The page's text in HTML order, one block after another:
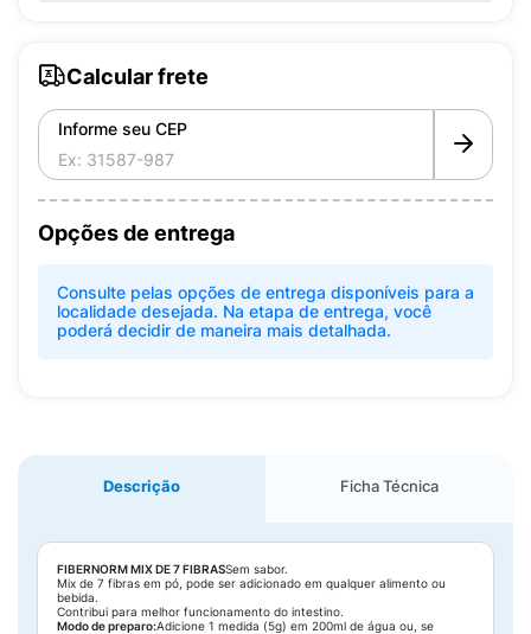
Calcular frete
Informe seu CEP
Opções de entrega
Consulte pelas opções de entrega disponíveis para a
localidade desejada. Na etapa de entrega, você
poderá decidir de maneira mais detalhada.
Descrição Ficha Técnica
FIBERNORM MIX DE 7 FIBRASSem sabor.
Mix de 7 fibras em pó, pode ser adicionado em qualquer alimento ou
bebida.
Contribui para melhor funcionamento do intestino.
Modo de preparo:Adicione 1 medida (5g) em 200ml de água ou, se